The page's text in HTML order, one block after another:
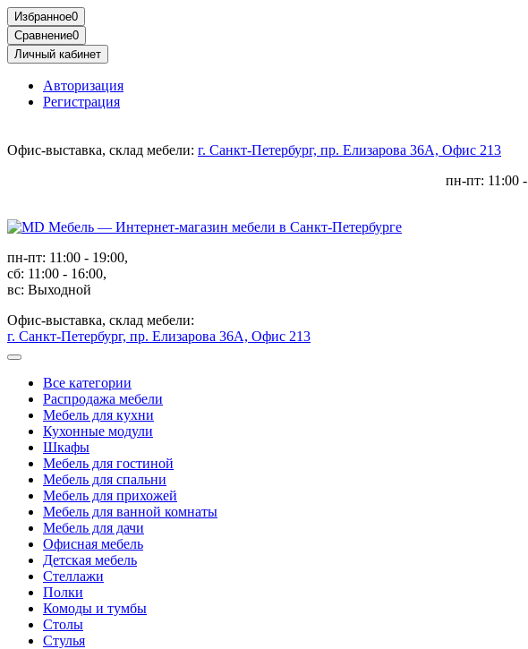
Избранное0
Сравнение0
Личный кабинет
Авторизация
Регистрация
Офис-выставка, склад мебели: г. Санкт-Петербург, пр. Елизарова 36А, Офис 213
пн-пт: 11:00
пн-пт: 11:00 - 19:00,
сб: 11:00 - 16:00,
вс: Выходной
Офис-выставка, склад мебели:
г. Санкт-Петербург, пр. Елизарова 36А, Офис 213
Все категории
Распродажа мебели
Мебель для кухни
Кухонные модули
Шкафы
Мебель для гостиной
Мебель для спальни
Мебель для прихожей
Мебель для ванной комнаты
Мебель для дачи
Офисная мебель
Детская мебель
Стеллажи
Полки
Комоды и тумбы
Столы
Стулья